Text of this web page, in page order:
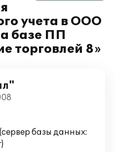
учета в ООО
базе ПП
торговлей 8»
базы данных: